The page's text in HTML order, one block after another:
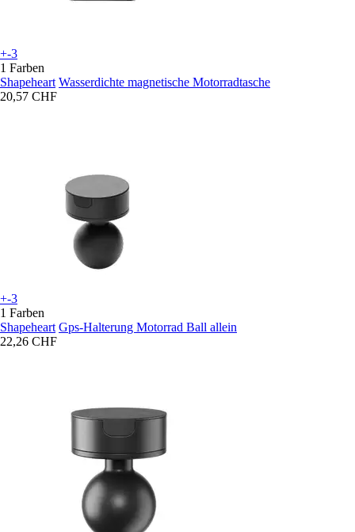
+-3
1 Farben
Shapeheart Wasserdichte magnetische Motorradtasche
20,57 CHF
+-3
1 Farben
Shapeheart Gps-Halterung Motorrad Ball allein
22,26 CHF